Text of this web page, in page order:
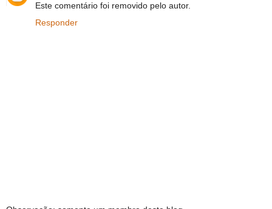
Este comentário foi removido pelo autor.
Responder